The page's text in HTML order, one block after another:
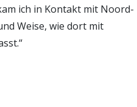
ich in Kontakt mit Noord-
Weise, wie dort mit